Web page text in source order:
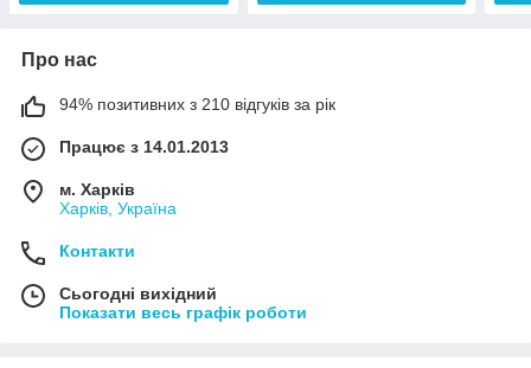
Про нас
94% позитивних з 210 відгуків за рік
Працює з 14.01.2013
м. Харків
Харків, Україна
Контакти
Сьогодні вихідний
Показати весь графік роботи